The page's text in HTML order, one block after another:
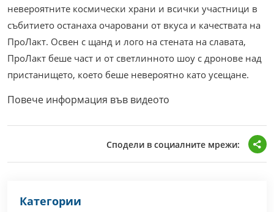
невероятните космически храни и всички участници в
събитието останаха очаровани от вкуса и качествата на
ПроЛакт. Освен с щанд и лого на стената на славата,
ПроЛакт беше част и от светлинното шоу с дронове над
пристанището, което беше невероятно като усещане.
Повече информация във видеото
Сподели в социалните мрежи:
Категории